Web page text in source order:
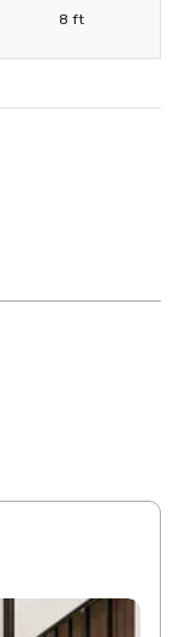
8 ft